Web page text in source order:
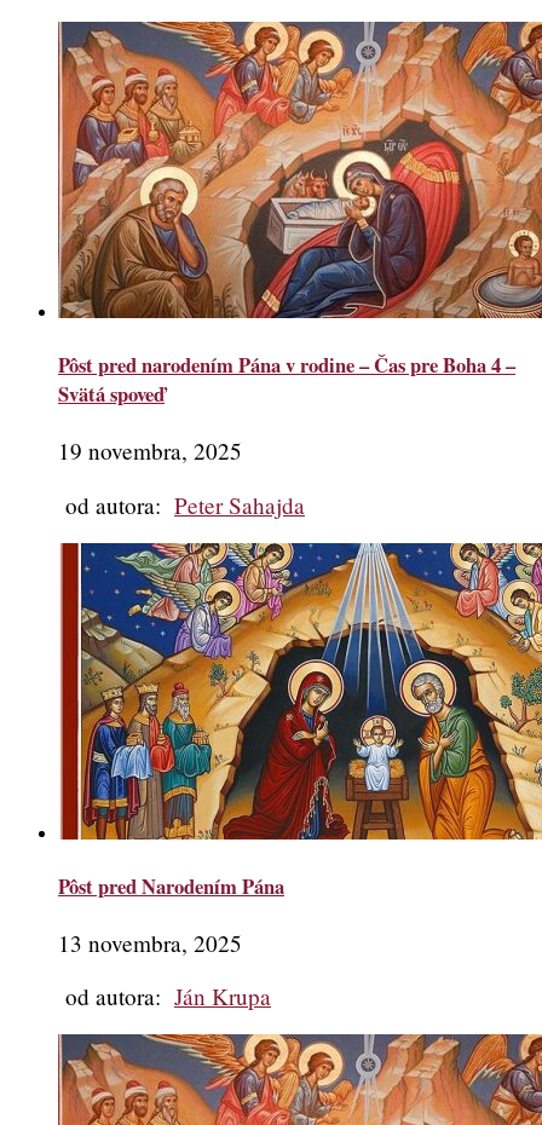
Pôst pred narodením Pána v rodine – Čas pre Boha 4 –
Svätá spoveď
19 novembra, 2025
od autora: Peter Sahajda
Pôst pred Narodením Pána
13 novembra, 2025
od autora: Ján Krupa